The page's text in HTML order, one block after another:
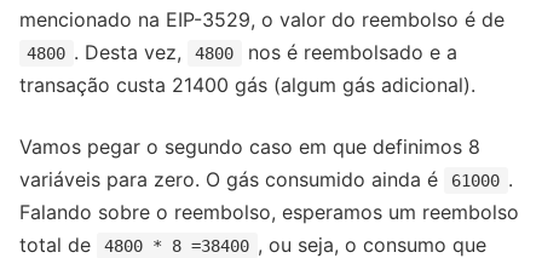
mencionado na EIP-3529, o valor do reembolso é de
4800 . Desta vez, 4800
nos é reembolsado e a
transação custa 21400 gás (algum gás adicional).
Vamos pegar o segundo caso em que definimos 8
variáveis ​​para zero. O gás consumido ainda é
61000 .
Falando sobre o reembolso, esperamos um reembolso
total de
4800 * 8 =38400 , ou seja, o consumo que